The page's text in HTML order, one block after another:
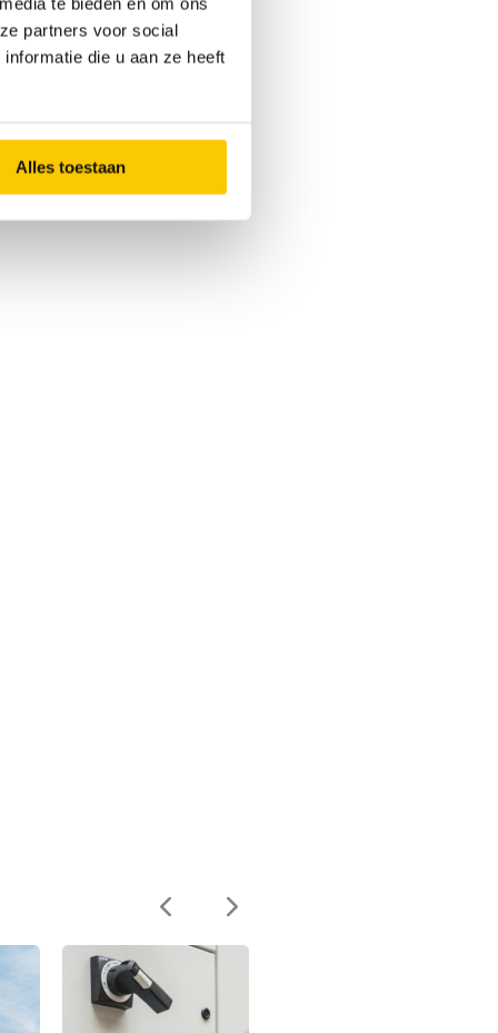
partners voor social
die u aan ze heeft
Alles toestaan